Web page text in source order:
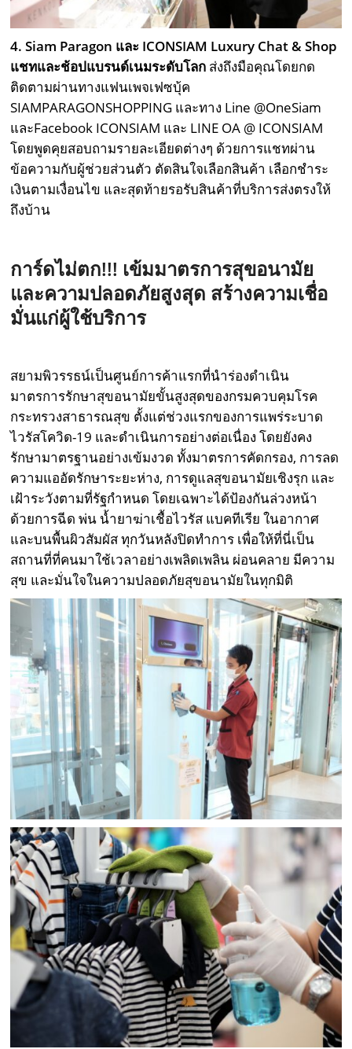
4. Siam Paragon และ ICONSIAM Luxury Chat & Shop
แชทและช้อปแบรนด์เนมระดับโลก ส่งถึงมือคุณโดยกด
ติดตามผ่านทางแฟนเพจเฟซบุ้ค
SIAMPARAGONSHOPPING และทาง Line @OneSiam
และFacebook ICONSIAM และ LINE OA @ ICONSIAM
โดยพูดคุยสอบถามรายละเอียดต่างๆ ด้วยการแชทผ่าน
ข้อความกับผู้ช่วยส่วนตัว ตัดสินใจเลือกสินค้า เลือกชำระ
เงินตามเงื่อนไข และสุดท้ายรอรับสินค้าที่บริการส่งตรงให้
ถึงบ้าน
การ์ดไม่ตก!!! เข้มมาตรการสุขอนามัย
และความปลอดภัยสูงสุด สร้างความเชื่อ
มั่นแก่ผู้ใช้บริการ
สยามพิวรรธน์เป็นศูนย์การค้าแรกที่นำร่องดำเนิน
มาตรการรักษาสุขอนามัยขั้นสูงสุดของกรมควบคุมโรค
กระทรวงสาธารณสุข ตั้งแต่ช่วงแรกของการแพร่ระบาด
ไวรัสโควิด-19 และดำเนินการอย่างต่อเนื่อง โดยยังคง
รักษามาตรฐานอย่างเข้มงวด ทั้งมาตรการคัดกรอง, การลด
ความแออัดรักษาระยะห่าง, การดูแลสุขอนามัยเชิงรุก และ
เฝ้าระวังตามที่รัฐกำหนด โดยเฉพาะได้ป้องกันล่วงหน้า
ด้วยการฉีด พ่น น้ำยาฆ่าเชื้อไวรัส แบคทีเรีย ในอากาศ
และบนพื้นผิวสัมผัส ทุกวันหลังปิดทำการ เพื่อให้ที่นี่เป็น
สถานที่ที่คนมาใช้เวลาอย่างเพลิดเพลิน ผ่อนคลาย มีความ
สุข และมั่นใจในความปลอดภัยสุขอนามัยในทุกมิติ